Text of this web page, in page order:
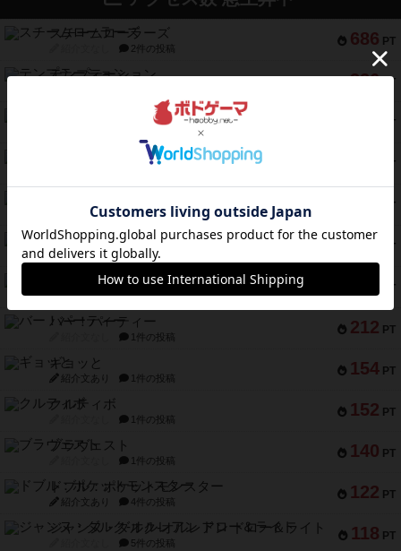
686 PT
スチームローラーズ
2件の投稿
326 PT
テンプテーション
PT
PT
PT
紹介文なし 1件の投稿
236 PT
トリオンフ ア マレンゴ
紹介文あり 1件の投稿
PT
エレメンツ
紹介文あり 4件の投稿
212 PT
バー！パーティー
1件の投稿
154 PT
ギョッと
紹介文あり 1件の投稿
152 PT
クルティボ
1件の投稿
140 PT
ブラヴェスト
1件の投稿
122 PT
ドブル：ポケットモンスター
紹介文あり 4件の投稿
118 PT
ジャンヌ・ダルク-オルレアン ドロー＆ライト
5件の投稿